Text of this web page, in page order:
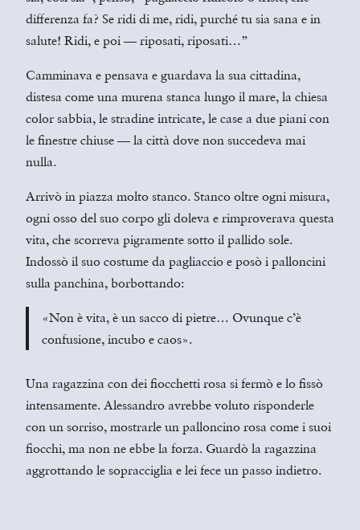
differenza fa? Se ridi di me, ridi, purché tu sia sana e in
salute! Ridi, e poi — riposati, riposati…”
Camminava e pensava e guardava la sua cittadina,
distesa come una murena stanca lungo il mare, la chiesa
color sabbia, le stradine intricate, le case a due piani con
le finestre chiuse — la città dove non succedeva mai
nulla.
Arrivò in piazza molto stanco. Stanco oltre ogni misura,
ogni osso del suo corpo gli doleva e rimproverava questa
vita, che scorreva pigramente sotto il pallido sole.
Indossò il suo costume da pagliaccio e posò i palloncini
sulla panchina, borbottando:
«Non è vita, è un sacco di pietre… Ovunque c’è
confusione, incubo e caos».
Una ragazzina con dei fiocchetti rosa si fermò e lo fissò
intensamente. Alessandro avrebbe voluto risponderle
con un sorriso, mostrarle un palloncino rosa come i suoi
fiocchi, ma non ne ebbe la forza. Guardò la ragazzina
aggrottando le sopracciglia e lei fece un passo indietro.